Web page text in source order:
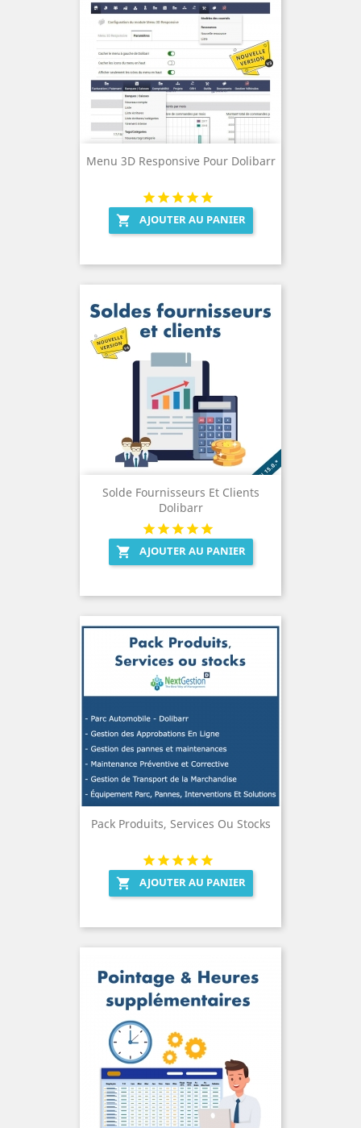
Menu 3D Responsive Pour Dolibarr
 AJOUTER AU PANIER
Solde Fournisseurs Et Clients
Dolibarr
 AJOUTER AU PANIER
Pack Produits, Services Ou Stocks
 AJOUTER AU PANIER